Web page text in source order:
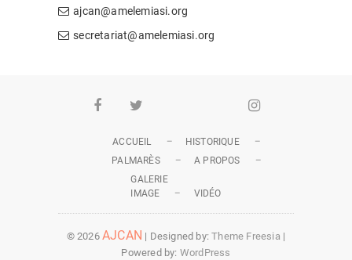
ajcan@amelemiasi.org
secretariat@amelemiasi.org
Facebook WhatsappInstagram
ACCUEIL
HISTORIQUE
PALMARÈS
A PROPOS
GALERIE
IMAGE
VIDÉO
© 2026AJCAN | Designed by:Theme Freesia |
Powered by: WordPress